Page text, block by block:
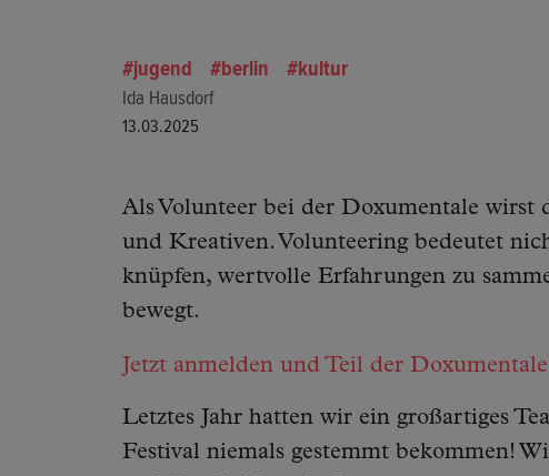
jugend berlin kultur
Ida Hausdorf
13.03.2025
Als Volunteer bei der Doxumentale wirst
und Kreativen. Volunteering bedeutet
knüpfen, wertvolle Erfahrungen zu
bewegt.
Jetzt anmelden und Teil der
Letztes Jahr hatten wir ein großartiges
Festival niemals gestemmt bekommen!